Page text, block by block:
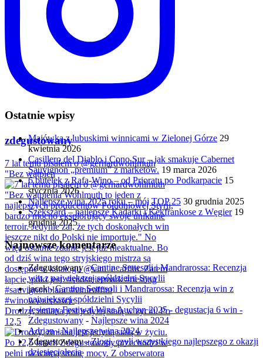
zdegustowany
7 lat temu pisałem o @gerhardwohlmuth
"Bez wątpien
Drodzy, zmiana jest jedyną stałą w życiu. Po
12,5
Ostatnie wpisy
Majówka z lubuskimi winnicami w Zielonej Górze 29
kwietnia 2026
Casillero del Diablo i Cono Sur – jak smakuje Cabernet
Sauvignon „premium” z marketów. 19 marca 2026
6 butelek z Rafa-Wino – od Prioratu po Podkarpacie 15
stycznia 2026
Najlepsze wina 2025 roku – mój TOP 25 30 grudnia 2025
Szekszárd – najlepsze Kadarki i Kékfrankose z Węgier 19
grudnia 2025
Najnowsze komentarze
Zdegustowany-Cantine Settesoli i Mandrarossa: Recenzja
win z największej spółdzielni Sycylii
jacek-Cantine Settesoli i Mandrarossa: Recenzja win z
największej spółdzielni Sycylii
Jesienny Festiwal Wina Auchan 2025 - degustacja 6 win -
Zdegustowany - Najlepsze wina 2024
Adrian-Najlepsze wina 2024
Zdegustowany-Złogi, czyli wszystkiego najlepszego z okazji
dziesięciolecia